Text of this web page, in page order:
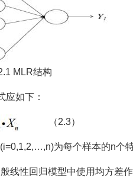
MLR结构
如下：
（2.3）
为每个样本的n个特
性回归模型中使用均方差